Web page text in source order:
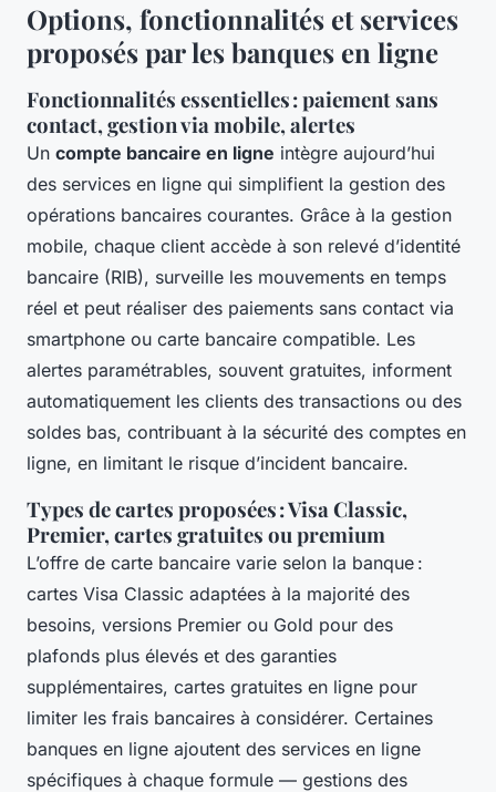
Options, fonctionnalités et services
proposés par les banques en ligne
Fonctionnalités essentielles : paiement sans
contact, gestion via mobile, alertes
Un compte bancaire en ligne intègre aujourd’hui
des services en ligne qui simplifient la gestion des
opérations bancaires courantes. Grâce à la gestion
mobile, chaque client accède à son relevé d’identité
bancaire (RIB), surveille les mouvements en temps
réel et peut réaliser des paiements sans contact via
smartphone ou carte bancaire compatible. Les
alertes paramétrables, souvent gratuites, informent
automatiquement les clients des transactions ou des
soldes bas, contribuant à la sécurité des comptes en
ligne, en limitant le risque d’incident bancaire.
Types de cartes proposées : Visa Classic,
Premier, cartes gratuites ou premium
L’offre de carte bancaire varie selon la banque :
cartes Visa Classic adaptées à la majorité des
besoins, versions Premier ou Gold pour des
plafonds plus élevés et des garanties
supplémentaires, cartes gratuites en ligne pour
limiter les frais bancaires à considérer. Certaines
banques en ligne ajoutent des services en ligne
spécifiques à chaque formule — gestions des